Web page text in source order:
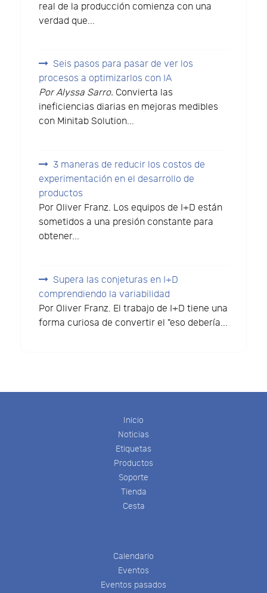
real de la producción comienza con una
verdad que...
Seis pasos para pasar de ver los
procesos a optimizarlos con IA
Por Alyssa Sarro. Convierta las
ineficiencias diarias en mejoras medibles
con Minitab Solution...
3 maneras de reducir los costos de
experimentación en el desarrollo de
productos
Por Oliver Franz. Los equipos de I+D están
sometidos a una presión constante para
obtener...
Supera las conjeturas en I+D
comprendiendo la variabilidad
Por Oliver Franz. El trabajo de I+D tiene una
forma curiosa de convertir el "eso debería...
Inicio
Noticias
Etiquetas
Productos
Soporte
Tienda
Cesta
Calendario
Eventos
Eventos pasados